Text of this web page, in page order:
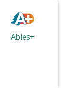
Abies+